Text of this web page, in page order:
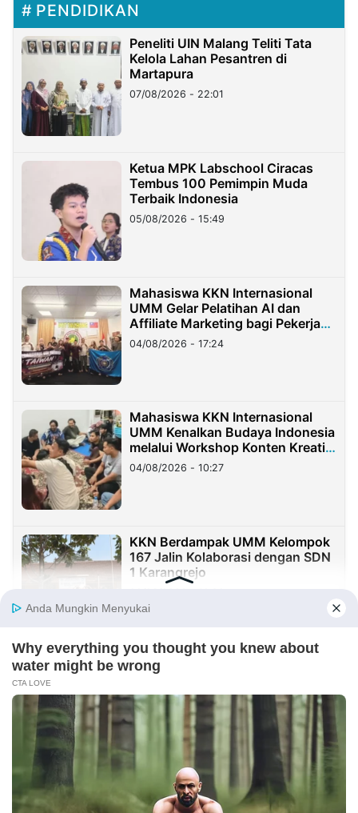
PENDIDIKAN
Peneliti UIN Malang Teliti Tata
Kelola Lahan Pesantren di
Martapura
07/08/2026 - 22:01
Ketua MPK Labschool Ciracas
Tembus 100 Pemimpin Muda
Terbaik Indonesia
05/08/2026 - 15:49
Mahasiswa KKN Internasional
UMM Gelar Pelatihan AI dan
Affiliate Marketing bagi Pekerja
Migran Indonesia di Taiwan
04/08/2026 - 17:24
Mahasiswa KKN Internasional
UMM Kenalkan Budaya Indonesia
melalui Workshop Konten Kreatif
di Taiwan
04/08/2026 - 10:27
KKN Berdampak UMM Kelompok
167 Jalin Kolaborasi dengan SDN
1 Karangrejo
KOLOM
Yang Mahal Bukan Suara Rakyat
29/07/2026 - 00:37